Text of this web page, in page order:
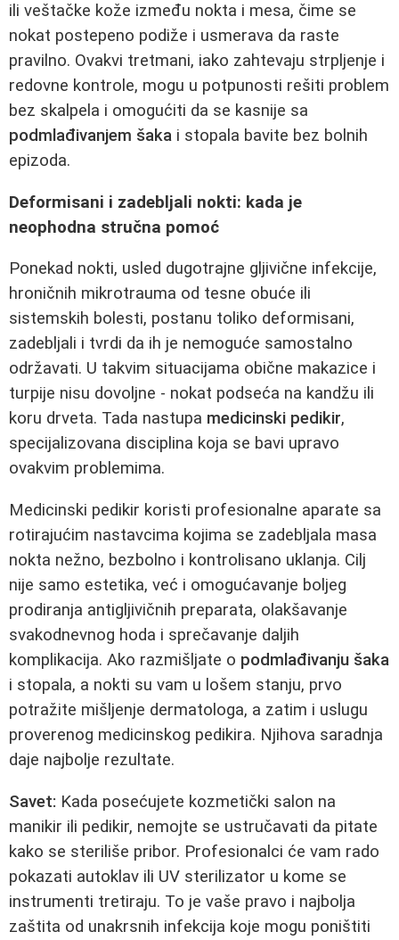
ili veštačke kože između nokta i mesa, čime se
nokat postepeno podiže i usmerava da raste
pravilno. Ovakvi tretmani, iako zahtevaju strpljenje i
redovne kontrole, mogu u potpunosti rešiti problem
bez skalpela i omogućiti da se kasnije sa
podmlađivanjem šaka i stopala bavite bez bolnih
epizoda.
Deformisani i zadebljali nokti: kada je
neophodna stručna pomoć
Ponekad nokti, usled dugotrajne gljivične infekcije,
hroničnih mikrotrauma od tesne obuće ili
sistemskih bolesti, postanu toliko deformisani,
zadebljali i tvrdi da ih je nemoguće samostalno
održavati. U takvim situacijama obične makazice i
turpije nisu dovoljne - nokat podseća na kandžu ili
koru drveta. Tada nastupa medicinski pedikir,
specijalizovana disciplina koja se bavi upravo
ovakvim problemima.
Medicinski pedikir koristi profesionalne aparate sa
rotirajućim nastavcima kojima se zadebljala masa
nokta nežno, bezbolno i kontrolisano uklanja. Cilj
nije samo estetika, već i omogućavanje boljeg
prodiranja antigljivičnih preparata, olakšavanje
svakodnevnog hoda i sprečavanje daljih
komplikacija. Ako razmišljate o podmlađivanju šaka
i stopala, a nokti su vam u lošem stanju, prvo
potražite mišljenje dermatologa, a zatim i uslugu
proverenog medicinskog pedikira. Njihova saradnja
daje najbolje rezultate.
Savet: Kada posećujete kozmetički salon na
manikir ili pedikir, nemojte se ustručavati da pitate
kako se steriliše pribor. Profesionalci će vam rado
pokazati autoklav ili UV sterilizator u kome se
instrumenti tretiraju. To je vaše pravo i najbolja
zaštita od unakrsnih infekcija koje mogu poništiti